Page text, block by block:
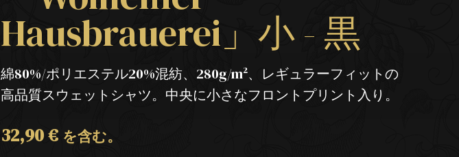
Hausbrauerei」小 - 黒
綿80%/ポリエステル20%混紡、280g/m²、レギュラーフィットの
高品質スウェットシャツ。中央に小さなフロントプリント入り。
32,90€ を含む。